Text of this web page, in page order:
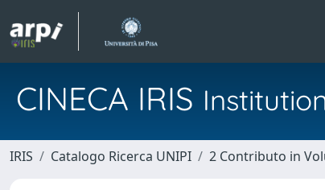
CINECA IRIS
IRIS Catalogo Ricerca UNIPI 2 Contributo in